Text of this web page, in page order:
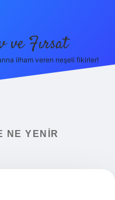
ve Fırsat
ilham veren neşeli fikirler!
NE YENIR